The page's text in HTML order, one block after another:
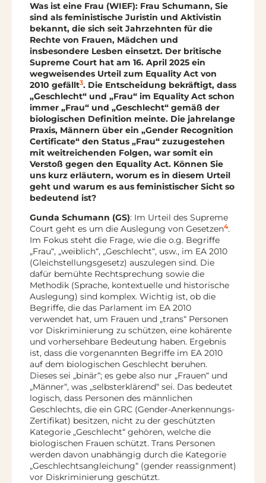
Was ist eine Frau (WIEF): Frau Schumann, Sie
sind als feministische Juristin und Aktivistin
bekannt, die sich seit Jahrzehnten für die
Rechte von Frauen, Mädchen und
insbesondere Lesben einsetzt. Der britische
Supreme Court hat am 16. April 2025 ein
wegweisendes Urteil zum Equality Act von
2010 gefällt3. Die Entscheidung bekräftigt, dass
„Geschlecht“ und „Frau“ im Equality Act schon
immer „Frau“ und „Geschlecht“ gemäß der
biologischen Definition meinte. Die jahrelange
Praxis, Männern über ein „Gender Recognition
Certificate“ den Status „Frau“ zuzugestehen
mit weitreichenden Folgen, war somit ein
Verstoß gegen den Equality Act. Können Sie
uns kurz erläutern, worum es in diesem Urteil
geht und warum es aus feministischer Sicht so
bedeutend ist?
Gunda Schumann (GS): Im Urteil des Supreme
Court geht es um die Auslegung von Gesetzen4.
Im Fokus steht die Frage, wie die o.g. Begriffe
„Frau“, „weiblich“, „Geschlecht“, usw., im EA 2010
(Gleichstellungsgesetz) auszulegen sind. Die
dafür bemühte Rechtsprechung sowie die
Methodik (Sprache, kontextuelle und historische
Auslegung) sind komplex. Wichtig ist, ob die
Begriffe, die das Parlament im EA 2010
verwendet hat, um Frauen und „trans“ Personen
vor Diskriminierung zu schützen, eine kohärente
und vorhersehbare Bedeutung haben. Ergebnis
ist, dass die vorgenannten Begriffe im EA 2010
auf dem biologischen Geschlecht beruhen.
Dieses sei „binär“; es gebe also nur „Frauen“ und
„Männer“, was „selbsterklärend“ sei. Das bedeutet
logisch, dass Personen des männlichen
Geschlechts, die ein GRC (Gender-Anerkennungs-
Zertifikat) besitzen, nicht zu der geschützten
Kategorie „Geschlecht“ gehören, welche die
biologischen Frauen schützt. Trans Personen
werden davon unabhängig durch die Kategorie
„Geschlechtsangleichung“ (gender reassignment)
vor Diskriminierung geschützt.